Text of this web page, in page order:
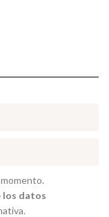
los datos